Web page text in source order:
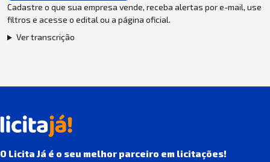
Cadastre o que sua empresa vende, receba alertas por e-mail, use
filtros e acesse o edital ou a página oficial.
Ver transcrição
O Licita Já é o seu melhor parceiro em licitações!